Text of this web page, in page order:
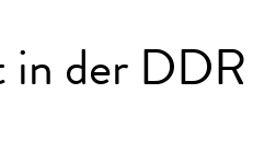
in der DDR